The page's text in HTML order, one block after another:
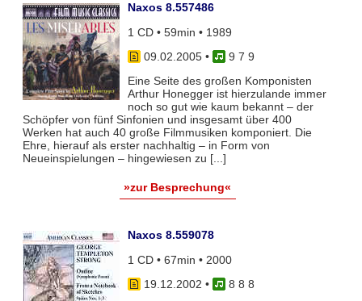
Naxos 8.557486
1 CD • 59min • 1989
09.02.2005•
9 7 9
Eine Seite des großen Komponisten
Arthur Honegger ist hierzulande immer
noch so gut wie kaum bekannt – der
Schöpfer von fünf Sinfonien und insgesamt über 400
Werken hat auch 40 große Filmmusiken komponiert. Die
Ehre, hierauf als erster nachhaltig – in Form von
Neueinspielungen – hingewiesen zu [...]
»zur Besprechung«
Naxos 8.559078
1 CD • 67min • 2000
19.12.2002 •
8 8 8